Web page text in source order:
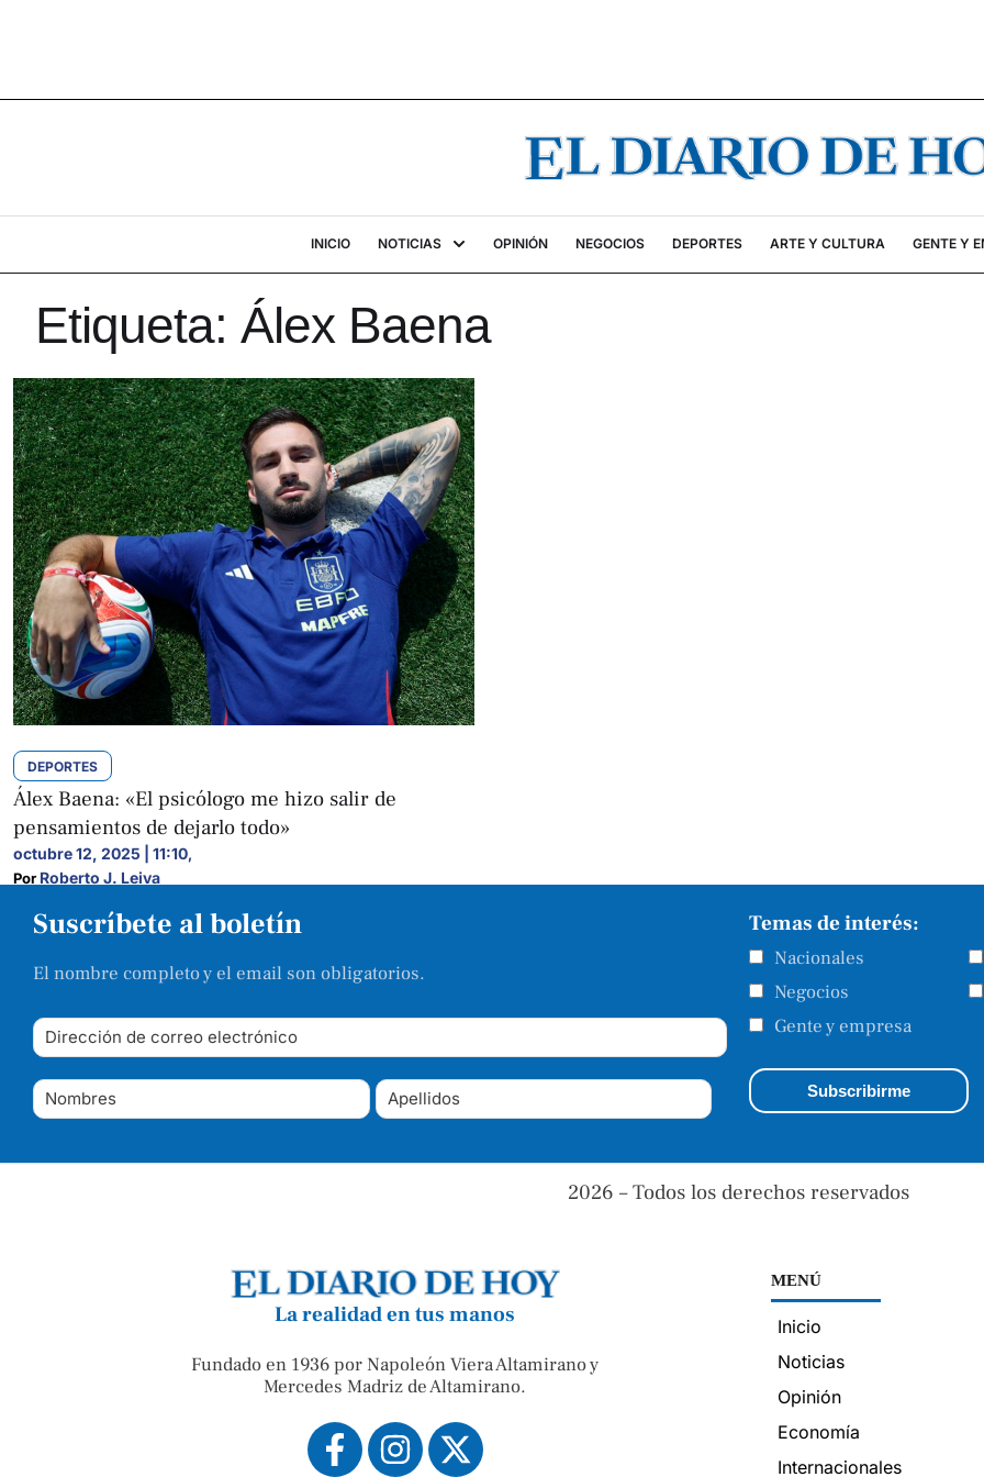
INICIO NOTICIAS OPINIÓN NEGOCIOS DEPORTES ARTE Y CULTURA GENTE Y
Etiqueta: Álex Baena
DEPORTES
Álex Baena: «El psicólogo me hizo salir de
pensamientos de dejarlo todo»
octubre 12, 2025 | 11:10,
Por Roberto J. Leiva
Suscríbete al boletín
El nombre completo y el email son obligatorios.
Temas de interés:
Nacionales
Negocios
Gente y empresa
2026 – Todos los derechos reservados
La realidad en tus manos
Fundado en 1936 por Napoleón Viera Altamirano y
Mercedes Madriz de Altamirano.
MENÚ
Inicio
Noticias
Opinión
Economía
Internacionales